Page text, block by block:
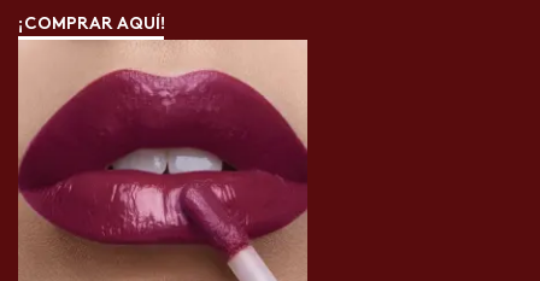
¡COMPRAR AQUÍ!